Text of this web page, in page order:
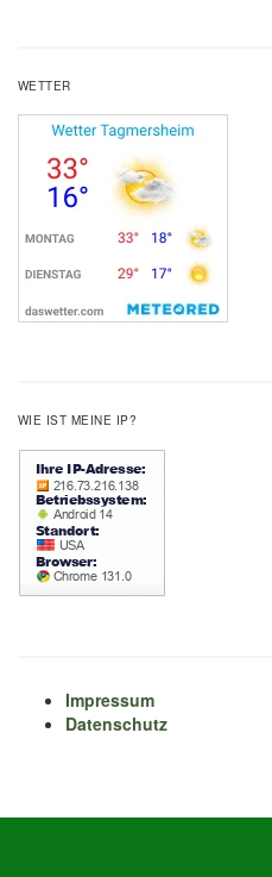
WETTER
WIE IST MEINE IP?
Impressum
Datenschutz